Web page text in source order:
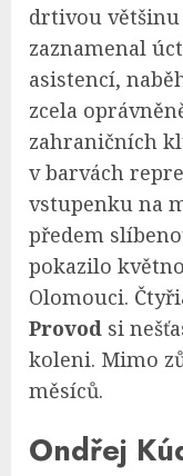
drtivou
zaznamenal
asistencí,
zcela
zahraničních
v barvách
vstupenku na
předem
pokazilo
Olomouci.
Provod si
koleni. Mimo
měsíců.
Ondřej